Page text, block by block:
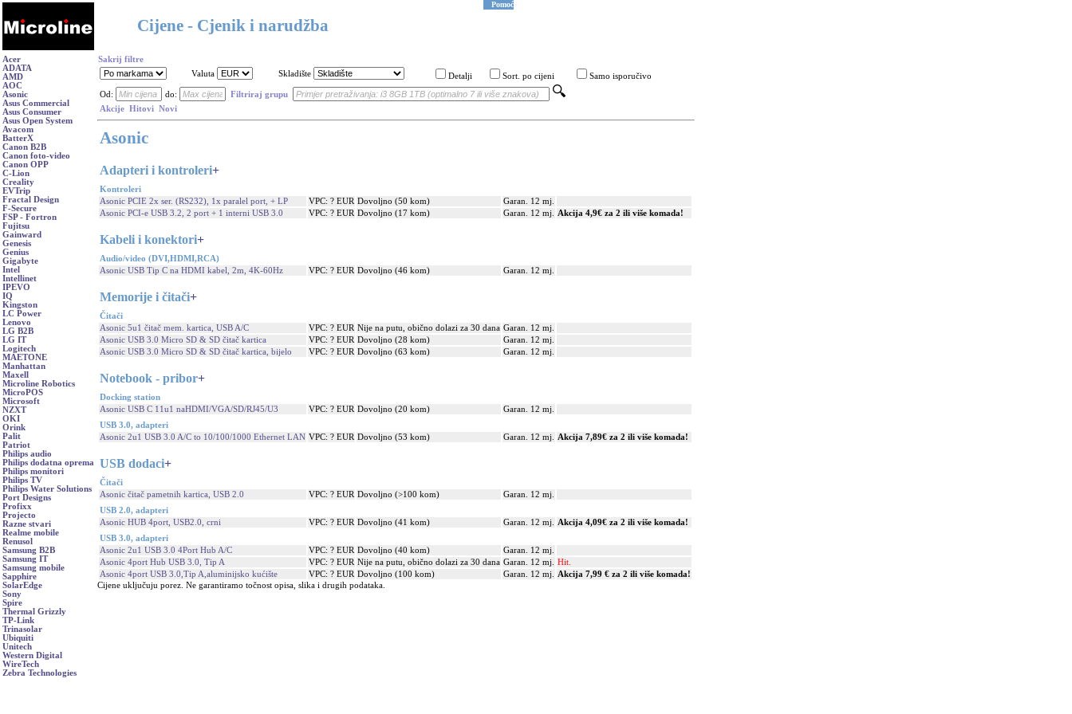
Cijene - Cjenik i narudžba
Pomoć
Acer
ADATA
AMD
AOC
Asonic
Asus Commercial
Asus Consumer
Asus Open System
Avacom
BatterX
Canon B2B
Canon foto-video
Canon OPP
C-Lion
Creality
EVTrip
Fractal Design
F-Secure
FSP - Fortron
Fujitsu
Gainward
Genesis
Genius
Gigabyte
Intel
Intellinet
IPEVO
IQ
Kingston
LC Power
Lenovo
LG B2B
LG IT
Logitech
MAETONE
Manhattan
Maxell
Microline Robotics
MicroPOS
Microsoft
NZXT
OKI
Orink
Palit
Patriot
Philips audio
Philips dodatna oprema
Philips monitori
Philips TV
Philips Water Solutions
Port Designs
Profixx
Projecto
Razne stvari
Realme mobile
Renusol
Samsung B2B
Samsung IT
Samsung mobile
Sapphire
SolarEdge
Sony
Spire
Thermal Grizzly
TP-Link
Trinasolar
Ubiquiti
Unitech
Western Digital
WireTech
Zebra Technologies
Sakrij filtre
Valuta
Skladište Detalji Sort. po cijeni Samo isporučivo
Od: do:
Filtriraj grupu
Akcije Hitovi Novi
Asonic
Adapteri i kontroleri+
Kontroleri
Asonic PCIE 2x ser. (RS232), 1x paralel port, + LP
VPC: ? EUR Dovoljno (50 kom)
Garan. 12 mj.
Asonic PCI-e USB 3.2, 2 port + 1 interni USB 3.0
VPC: ? EUR Dovoljno (17 kom) Garan. 12 mj. Akcija 4,9€ za 2 ili više komada!
Kabeli i konektori+
Audio/video (DVI,HDMI,RCA)
Asonic USB Tip C na HDMI kabel, 2m, 4K-60Hz
VPC: ? EUR Dovoljno (46 kom) Garan. 12 mj.
Memorije i čitači+
Čitači
Asonic 5u1 čitač mem. kartica, USB A/C
VPC: ? EUR Nije na putu, obično dolazi za 30 dana Garan. 12 mj.
Asonic USB 3.0 Micro SD & SD čitač kartica
VPC: ? EUR Dovoljno (28 kom)
Garan. 12 mj.
Asonic USB 3.0 Micro SD & SD čitač kartica, bijelo
VPC: ? EUR Dovoljno (63 kom) Garan. 12 mj.
Notebook - pribor+
Docking station
Asonic USB C 11u1 naHDMI/VGA/SD/RJ45/U3
VPC: ? EUR Dovoljno (20 kom)
Garan. 12 mj.
USB 3.0, adapteri
Asonic 2u1 USB 3.0 A/C to 10/100/1000 Ethernet LAN VPC: ? EUR Dovoljno (53 kom) Garan. 12 mj. Akcija 7,89€ za 2 ili više komada!
USB dodaci+
Čitači
Asonic čitač pametnih kartica, USB 2.0
VPC: ? EUR Dovoljno (>100 kom)
Garan. 12 mj.
USB 2.0, adapteri
Asonic HUB 4port, USB2.0, crni
VPC: ? EUR Dovoljno (41 kom) Garan. 12 mj.
Akcija 4,09€ za 2 ili više komada!
USB 3.0, adapteri
Asonic 2u1 USB 3.0 4Port Hub A/C
VPC: ? EUR Dovoljno (40 kom)
Garan. 12 mj.
Asonic 4port Hub USB 3.0, Tip A
VPC: ? EUR Nije na putu, obično dolazi za 30 dana Garan. 12 mj.
Hit.
Asonic 4port USB 3.0,Tip A,aluminijsko kućište
VPC: ? EUR Dovoljno (100 kom) Garan. 12 mj.
Akcija 7,99 € za 2 ili više komada!
Cijene uključuju porez. Ne garantiramo točnost opisa, slika i drugih podataka.